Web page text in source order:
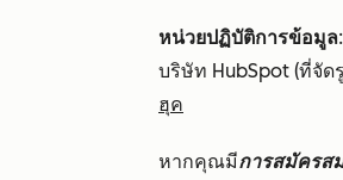
หน่วยปฏิบัติการข้อมูล
บริษัท HubSpot (ที่จัด
ฮุค
หากคุณมีการสมัครส